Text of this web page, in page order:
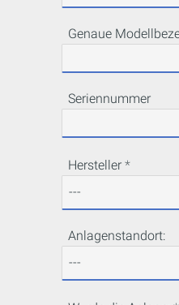
Genaue
Seriennummer
Hersteller
Anlagenstandort: